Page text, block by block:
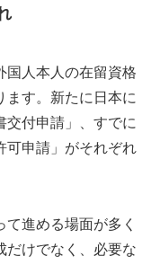
国人本人の在留資格
ます。新たに日本に
交付申請」、すでに
可申請」がそれぞれ
進める場面が多く
だけでなく、必要な